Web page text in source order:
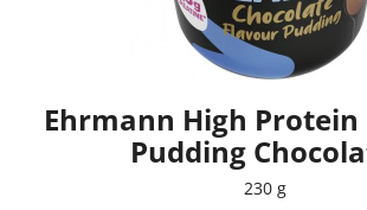
Ehrmann High
Pudding
230 g